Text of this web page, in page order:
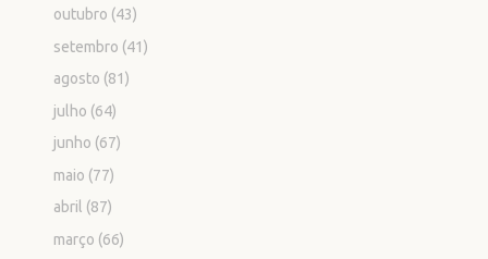
outubro (43)
setembro (41)
agosto (81)
julho (64)
junho (67)
maio (77)
abril (87)
março (66)